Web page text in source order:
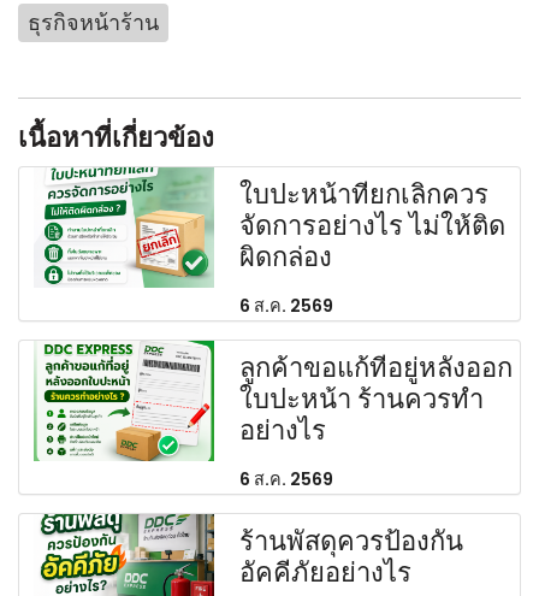
ธุรกิจหน้าร้าน
เนื้อหาที่เกี่ยวข้อง
ใบปะหน้าที่ยกเลิกควร
จัดการอย่างไร ไม่ให้ติด
ผิดกล่อง
6 ส.ค. 2569
ลูกค้าขอแก้ที่อยู่หลังออก
ใบปะหน้า ร้านควรทำ
อย่างไร
6 ส.ค. 2569
ร้านพัสดุควรป้องกัน
อัคคีภัยอย่างไร